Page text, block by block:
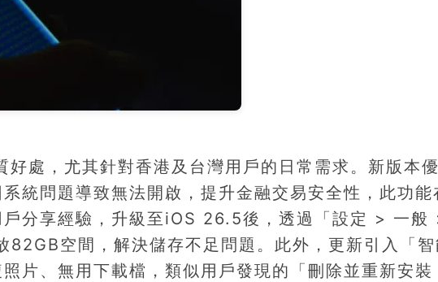
處，尤其針對香港及台灣用戶的日常需求。新版本
統問題導致無法開啟，提升金融交易安全性，此功能
戶分享經驗，升級至iOS 26.5後，透過「設定 > 一般
空間，解決儲存不足問題。此外，更新引入「
片、無用下載檔，類似用戶發現的「刪除並重新安裝